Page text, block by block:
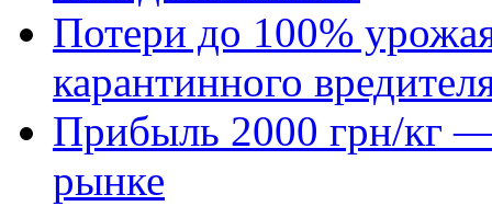
Потери до 100%
карантинного
Прибыль 2000 грн/кг —
рынке